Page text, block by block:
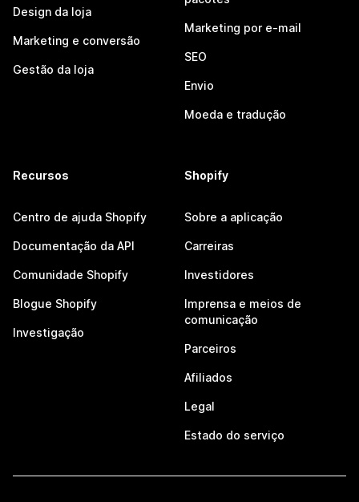
Design da loja
Marketing e conversão
Gestão da loja
Marketing por e-mail
SEO
Envio
Moeda e tradução
Recursos
Centro de ajuda Shopify
Documentação da API
Comunidade Shopify
Blogue Shopify
Investigação
Shopify
Sobre a aplicação
Carreiras
Investidores
Imprensa e meios de
comunicação
Parceiros
Afiliados
Legal
Estado do serviço